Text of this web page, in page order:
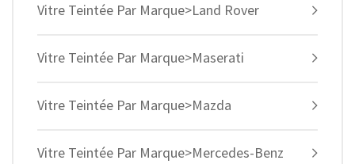
Vitre Teintée Par Marque>Land Rover
Vitre Teintée Par Marque>Maserati
Vitre Teintée Par Marque>Mazda
Vitre Teintée Par Marque>Mercedes-Benz